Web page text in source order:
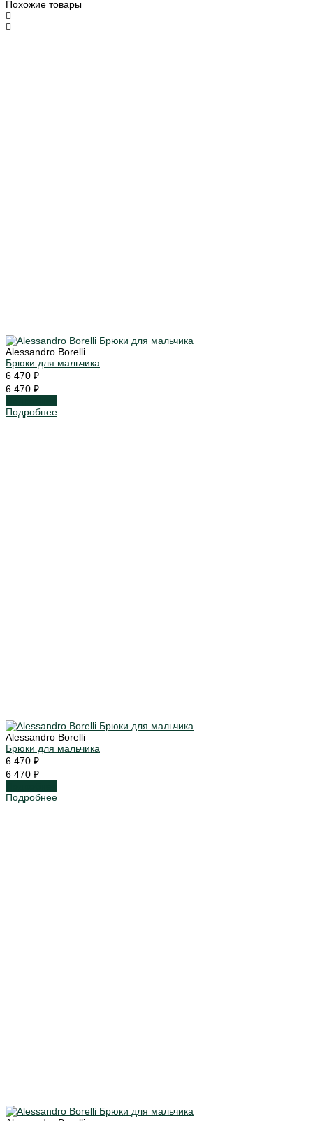
Похожие товары
Alessandro Borelli
Брюки для мальчика
6 470 ₽
6 470 ₽
Подробнее
Alessandro Borelli
Брюки для мальчика
6 470 ₽
6 470 ₽
Подробнее